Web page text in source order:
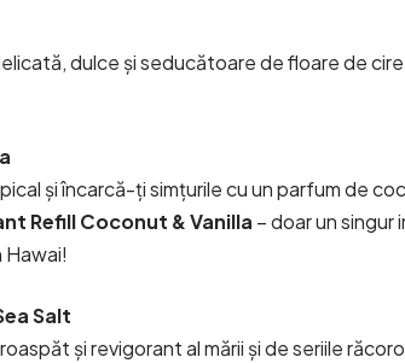
dulce și seducătoare de floare de
și încarcă-ți simțurile cu un parfum de
Refill Coconut & Vanilla – doar un singur
Hawai!
Salt
și revigorant al mării și de seriile